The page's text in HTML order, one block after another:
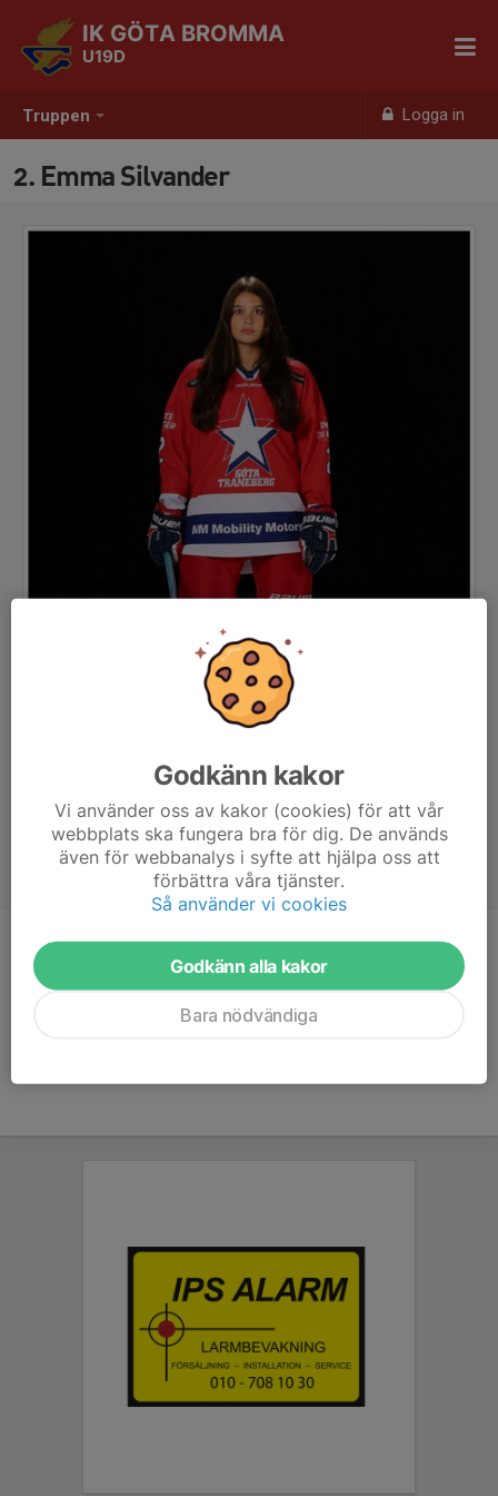
Truppen Logga in
IK GÖTA BROMMA
U19D
2. Emma Silvander
Position
Forward
Ålder
17 år
Godkänn kakor
Vi använder oss av kakor (cookies) för att vår
webbplats ska fungera bra för dig. De används
även för webbanalys i syfte att hjälpa oss att
förbättra våra tjänster.
Så använder vi cookies
Godkänn alla kakor
Bara nödvändiga